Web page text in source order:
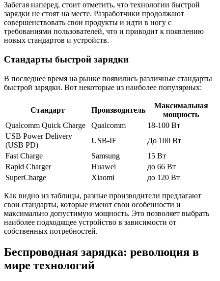
Забегая наперед, стоит отметить, что технологии быстрой
зарядки не стоят на месте. Разработчики продолжают
совершенствовать свои продукты и идти в ногу с
требованиями пользователей, что и приводит к появлению
новых стандартов и устройств.
Стандарты быстрой зарядки
В последнее время на рынке появились различные стандарты
быстрой зарядки. Вот некоторые из наиболее популярных:
Стандарт Производитель
Максимальная
мощность
Qualcomm Quick Charge
Qualcomm
18-100 Вт
USB Power Delivery
(USB PD)
USB-IF
До 100 Вт
Fast Charge
Samsung
15 Вт
Rapid Charger
Huawei
до 66 Вт
SuperCharge
Xiaomi до 120 Вт
Как видно из таблицы, разные производители предлагают
свои стандарты, которые имеют свои особенности и
максимально допустимую мощность. Это позволяет выбрать
наиболее подходящее устройство в зависимости от
собственных потребностей.
Беспроводная зарядка: революция в
мире технологий